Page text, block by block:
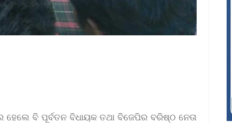
ହେଲେ ବି ପୂର୍ବତନ ବିଧାୟକ ତଥା ବିଜେପିର ବରିଷ୍ଠ ନେତା